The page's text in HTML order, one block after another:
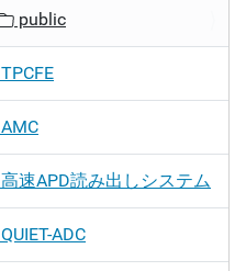
public
TPCFE
AMC
高速APD読み出しシステム
QUIET-ADC